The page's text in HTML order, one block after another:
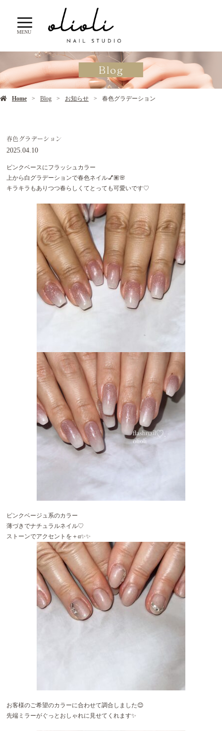
MENU
Blog
Home Blog お知らせ 春色グラデーション
春色グラデーション
2025.04.10
ピンクベースにフラッシュカラー
上から白グラデーションで春色ネイル💅🏽🌸
キラキラもありつつ春らしくてとっても可愛いです♡
ピンクベージュ系のカラー
薄づきでナチュラルネイル♡
ストーンでアクセントを＋α✨✨
お客様のご希望のカラーに合わせて調合しました😊
先端ミラーがぐっとおしゃれに見せてくれます✨